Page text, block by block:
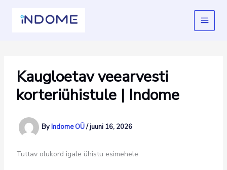
content
Kaugloetav veearvesti
korteriühistule | Indome
ByIndome OÜ/juuni 16, 2026
Tuttav olukord igale ühistu esimehele